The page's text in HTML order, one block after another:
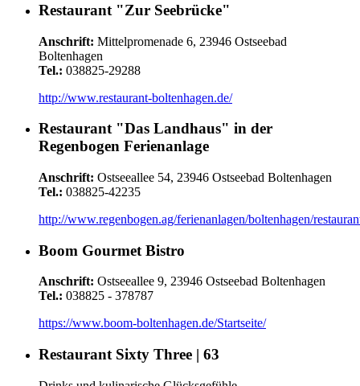
Restaurant "Zur Seebrücke"
Anschrift: Mittelpromenade 6, 23946 Ostseebad
Boltenhagen
Tel.: 038825-29288
http://www.restaurant-boltenhagen.de/
Restaurant "Das Landhaus" in der
Regenbogen Ferienanlage
Anschrift: Ostseeallee 54, 23946 Ostseebad Boltenhagen
Tel.: 038825-42235
http://www.regenbogen.ag/ferienanlagen/boltenhagen/
Boom Gourmet Bistro
Anschrift: Ostseeallee 9, 23946 Ostseebad Boltenhagen
Tel.: 038825 - 378787
https://www.boom-boltenhagen.de/Startseite/
Restaurant Sixty Three | 63